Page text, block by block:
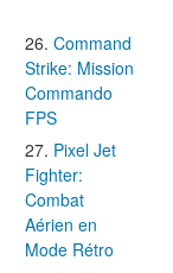
Command
Strike: Mission
Commando
FPS
Pixel Jet
Fighter:
Combat
Aérien en
Mode Rétro